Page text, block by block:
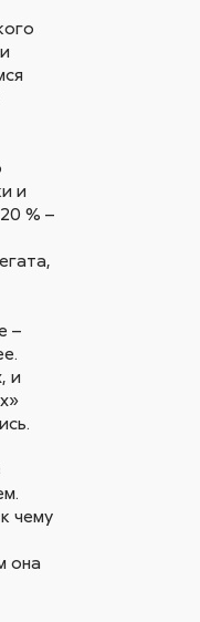
и
% –
–
и
чему
она